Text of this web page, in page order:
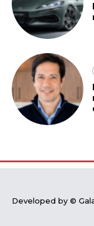
Developed by ©